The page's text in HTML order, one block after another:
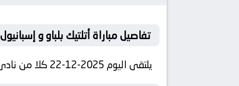
تفاصيل مباراة أتلتيك بلباو و إسبانيول
يلتقى اليوم 2025-12-22 كلا من نادى أتلتيك بلباو و نادي إسبانيول فى بطولة إسبانيا, الدوري الإسباني فى تمام الساعه 23:00 بتوقيت مصر.